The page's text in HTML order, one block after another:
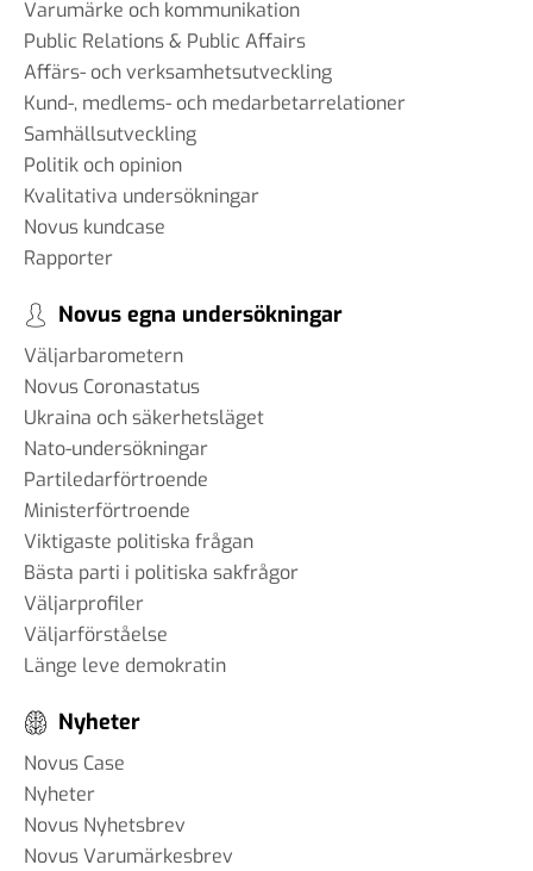
#86 Wilhelm Landerholm -
om AI
13 dec 2024
#85 Christoph Hofinger - en
#84 Christian Syse - Ukraina,
säkerhetspolitik och
världsläget
18 okt 2024
#83 Jan Eliasson - Globala
framtidsutsikter
12 okt 2024
demokratiskt perspektiv
01 okt 2024
Varumärke och kommunikation
Public Relations & Public Affairs
Affärs- och verksamhetsutveckling
Kund-, medlems- och medarbetarrelationer
Samhällsutveckling
Politik och opinion
Kvalitativa undersökningar
Novus kundcase
Rapporter
Novus egna undersökningar
Väljarbarometern
Novus Coronastatus
Ukraina och säkerhetsläget
Nato-undersökningar
Partiledarförtroende
Ministerförtroende
Viktigaste politiska frågan
Bästa parti i politiska sakfrågor
Väljarprofiler
Väljarförståelse
Länge leve demokratin
Nyheter
Novus Case
Nyheter
Novus Nyhetsbrev
Novus Varumärkesbrev